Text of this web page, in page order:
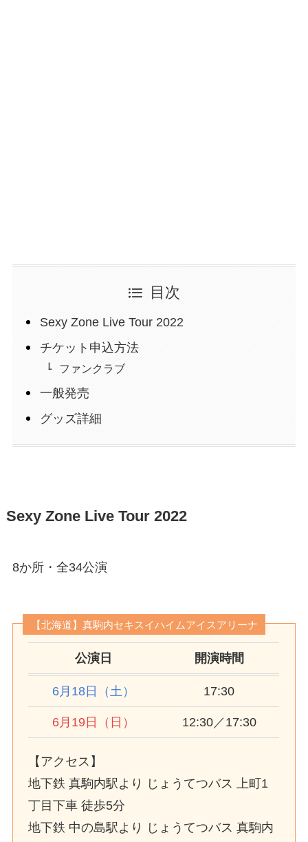
目次
Sexy Zone Live Tour 2022
チケット申込方法
ファンクラブ
一般発売
グッズ詳細
Sexy Zone Live Tour 2022
8か所・全34公演
【北海道】真駒内セキスイハイムアイスアリーナ
公演日 開演時間
6月18日（土） 17:30
6月19日（日） 12:30／17:30
【アクセス】
地下鉄 真駒内駅より じょうてつバス 上町1
丁目下車 徒歩5分
地下鉄 中の島駅より じょうてつバス 真駒内